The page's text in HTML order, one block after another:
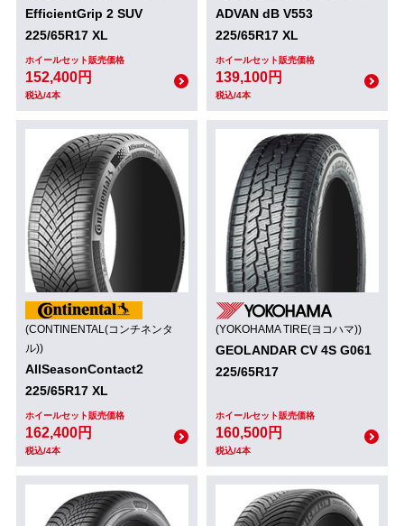
EfficientGrip 2 SUV
225/65R17 XL
ホイールセット販売価格
152,400円
税込/4本
ADVAN dB V553
225/65R17 XL
ホイールセット販売価格
139,100円
税込/4本
(CONTINENTAL(コンチネンタ
ル))
AllSeasonContact2
225/65R17 XL
ホイールセット販売価格
162,400円
税込/4本
(YOKOHAMA TIRE(ヨコハマ))
GEOLANDAR CV 4S G061
225/65R17
ホイールセット販売価格
160,500円
税込/4本